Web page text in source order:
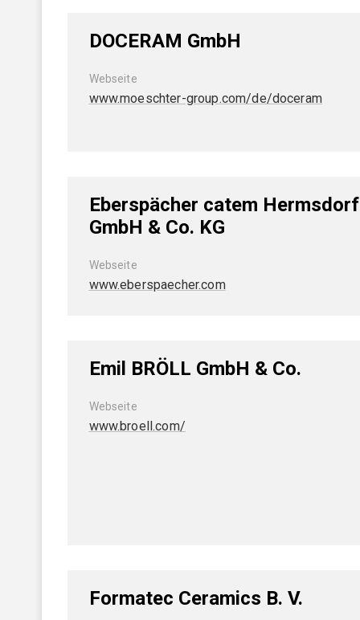
Womeninceramics
Anwenderkreis Additive Keramische Fertigung
Arbeitskreis Kohlenstoff
Expertenkreis Keramikspritzguss
Szene Dekarbonisierung in der DKG
DOCERAM GmbH
Webseite
www.moeschter-group.com/de/doceram
Eberspächer catem Hermsdorf
GmbH & Co. KG
Webseite
www.eberspaecher.com
Emil BRÖLL GmbH & Co.
Webseite
www.broell.com/
Formatec Ceramics B. V.